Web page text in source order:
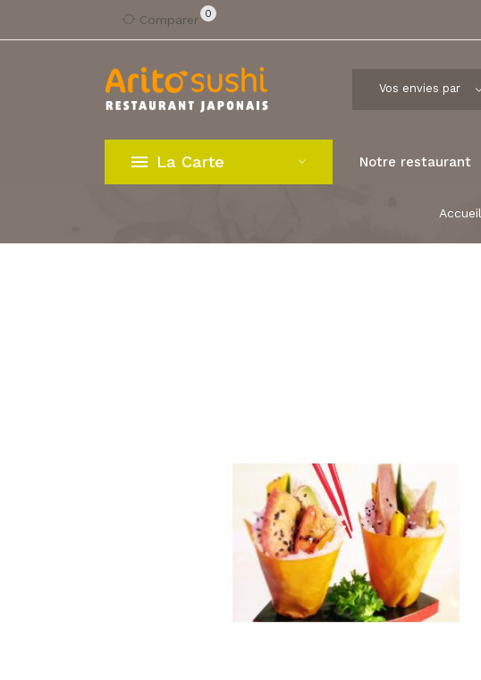
Comparer 0
La Carte Notre restaurant
Accueil